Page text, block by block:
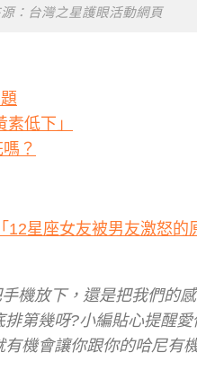
：台灣之星護眼活動網頁
低下」
？
「12星座女友被男友激怒的
機放下，還是把我們的
第幾呀?小編貼心提醒
機會讓你跟你的哈尼